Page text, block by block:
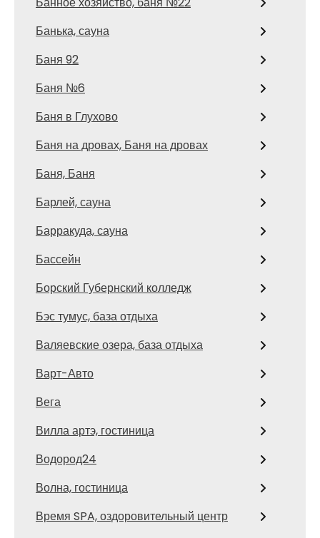
Банька, сауна
Баня 92
Баня №6
Баня в Глухово
Баня на дровах, Баня на дровах
Баня, Баня
Барлей, сауна
Барракуда, сауна
Бассейн
Борский Губернский колледж
Бэс тумус, база отдыха
Валяевские озера, база отдыха
Варт-Авто
Вега
Вилла артэ, гостиница
Водород24
Волна, гостиница
Время SPA, оздоровительный центр